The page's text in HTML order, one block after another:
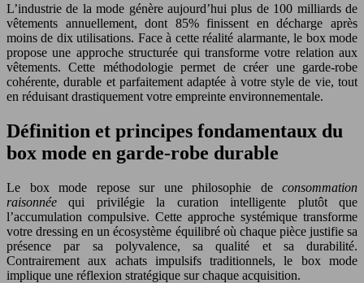
L’industrie de la mode génère aujourd’hui plus de 100 milliards de
vêtements annuellement, dont 85% finissent en décharge après
moins de dix utilisations. Face à cette réalité alarmante, le box mode
propose une approche structurée qui transforme votre relation aux
vêtements. Cette méthodologie permet de créer une garde-robe
cohérente, durable et parfaitement adaptée à votre style de vie, tout
en réduisant drastiquement votre empreinte environnementale.
Définition et principes fondamentaux du
box mode en garde-robe durable
Le box mode repose sur une philosophie de consommation
raisonnéequi privilégie la curation intelligente plutôt que
l’accumulation compulsive. Cette approche systémique transforme
votre dressing en un écosystème équilibré où chaque pièce justifie sa
présence par sa polyvalence, sa qualité et sa durabilité.
Contrairement aux achats impulsifs traditionnels, le box mode
implique une réflexion stratégique sur chaque acquisition.